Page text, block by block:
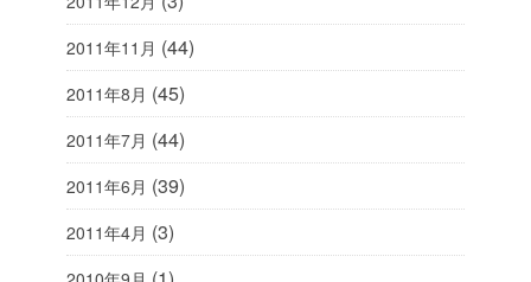
2011年11月 (44)
2011年8月 (45)
2011年7月 (44)
2011年6月 (39)
2011年4月 (3)